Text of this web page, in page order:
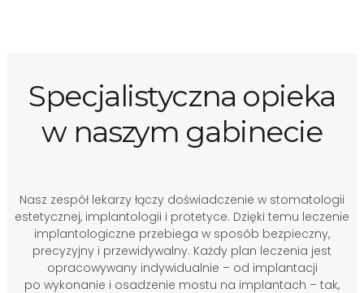
Specjalistyczna opieka
w naszym gabinecie
Nasz zespół lekarzy łączy doświadczenie w stomatologii
estetycznej, implantologii i protetyce. Dzięki temu leczenie
implantologiczne przebiega w sposób bezpieczny,
precyzyjny i przewidywalny. Każdy plan leczenia jest
opracowywany indywidualnie – od implantacji
po wykonanie i osadzenie mostu na implantach – tak,